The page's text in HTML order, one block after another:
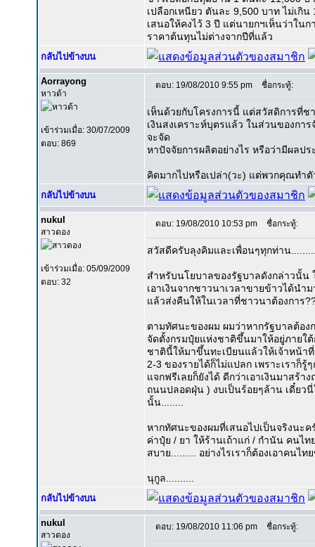
เปลือกเหนียว ตันละ 9,500 บาท ไม่เกิ
เสนอให้คงไว้ 3 ปี แต่นายกฯเห็นว่าใ
ราคาต้นทุนไม่ต่างจากปีที่แล้ว
กลับไปข้างบน
Aorrayong
หาวด้า
เข้าร่วมเมื่อ: 30/07/2009
ตอบ: 869
ตอบ: 19/08/2010 9:55 pm ชื่อกระทู้:
เห็นด้วยกับโครงการนี้ แต่สวัสดิการที่
เงินสงเคราะห์บุตรแล้ว ในส่วนของกา
จะจัด
หาปัจจัยการผลิตอย่างไร หรือว่ามีผลป
คิดมากไปหรือเปล่า(วะ) แต่พวกคุณทำตั
กลับไปข้างบน
nukul
สาวดอง
เข้าร่วมเมื่อ: 05/09/2009
ตอบ: 32
ตอบ: 19/08/2010 10:53 pm ชื่อกระทู้:
สวัสดีครับลุงคิมและเพื่อนๆทุกท่าน
สำหรับนโยบาลของรัฐบาลดังกล่าวนั้น
เอาเงินจากชาวนาเวลาขายข้าวได้นำ
แล้วส่งคืนให้ในเวลาที่ชาวนาต้องการ
ตามทัศนะของผม ผมว่าหากรัฐบาลต้อง
จัดตั้งกรมปุ๋ยแห่งชาติขึ้นมาให้อยู่ภายใ
ชาตินี้ให้มาขึ้นทะเบียนแล้วให้เจ้าหน้า
2-3 ของรายได้ก็ไม่แปลก เพราะเราก็
แจกฟรีเลยก็ยังได้ ดีกว่าเอาเงินมาสร้
ถนนปลอดฝุ่น ) งบเป็นร้อยๆล้าน เดี๋ยว
นั้น........
หากทัศนะของผมที่เสนอไปเป็นจริงนะค
ค่าปุ๋ย / ยา ให้ร้านเถ้าแก่ / กำนัน คนไ
สบาย......... อย่างไรเราก็ต้องเอาคนไท
นุกูล..........
กลับไปข้างบน
nukul
สาวดอง
ตอบ: 19/08/2010 11:06 pm ชื่อกระทู้: